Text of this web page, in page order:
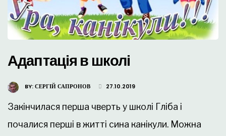
Адаптація в школі
BY:СЕРГІЙ САПРОНОВ 27.10.2019
Закінчилася перша чверть у школі Гліба і
почалися перші в житті сина канікули. Можна